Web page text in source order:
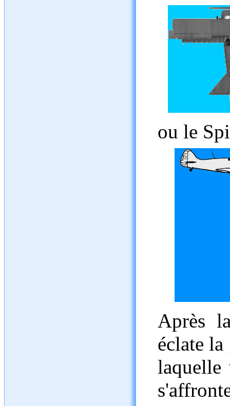
ou le
Après
éclate la